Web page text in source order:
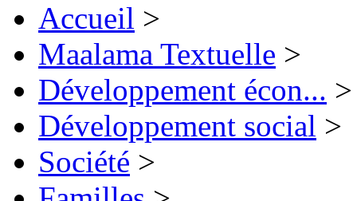
Accueil >
Maalama Textuelle >
Développement écon... >
Développement social >
Société >